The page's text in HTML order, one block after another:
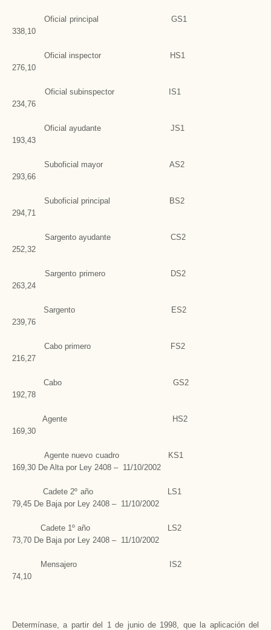
Oficial principal GS1
338,10
Oficial inspector HS1
276,10
Oficial subinspector IS1
234,76
Oficial ayudante JS1
193,43
Suboficial mayor AS2
293,66
Suboficial principal BS2
294,71
Sargento ayudante CS2
252,32
Sargento primero DS2
263,24
Sargento ES2
239,76
Cabo primero FS2
216,27
Cabo GS2
192,78
Agente HS2
169,30
Agente nuevo cuadro KS1
169,30 De Alta por Ley 2408 – 11/10/2002
Cadete 2º año LS1
79,45 De Baja por Ley 2408 – 11/10/2002
Cadete 1º año LS2
73,70 De Baja por Ley 2408 – 11/10/2002
Mensajero IS2
74,10
Determínase, a partir del 1 de junio de 1998, que la aplicación del